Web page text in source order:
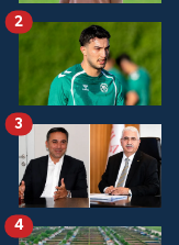
2
3
4